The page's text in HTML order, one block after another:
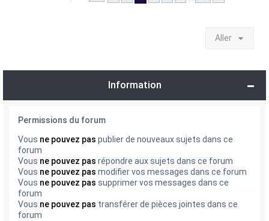
Aller
Information
Permissions du forum
Vous ne pouvez pas publier de nouveaux sujets dans ce
forum
Vous ne pouvez pas répondre aux sujets dans ce forum
Vous ne pouvez pas modifier vos messages dans ce forum
Vous ne pouvez pas supprimer vos messages dans ce
forum
Vous ne pouvez pas transférer de pièces jointes dans ce
forum